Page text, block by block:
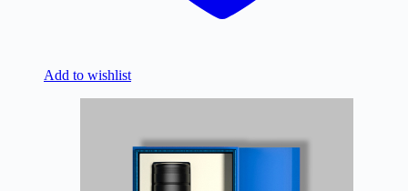
Add to wishlist